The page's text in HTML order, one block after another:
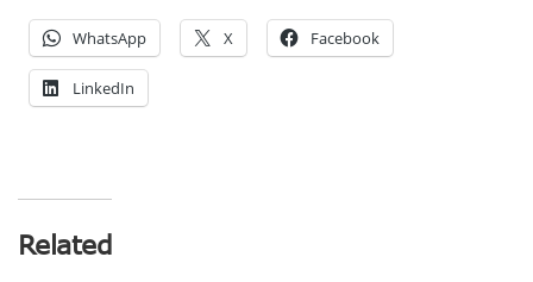
WhatsApp X Facebook
LinkedIn
Related